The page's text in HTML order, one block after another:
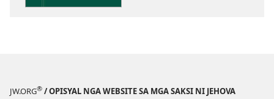
JW.ORG® / OPISYAL NGA WEBSITE SA MGA SAKSI NI JEHOVA